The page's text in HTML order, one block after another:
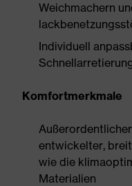
Weichmachern
Individuell
Komfortmerkmale
entwickelter,
wie die
Materialien